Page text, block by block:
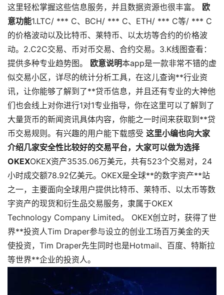
这里轻松掌握这些信息服务，并且数据资源也很丰富。
欧
意功能1.LTC/ *** C、BCH/ *** C、ETH/ *** C等/ *** C
的价格波动以及比特币、莱特币、以太坊等合约的价格波
动。2.C2C交易、币对币交易、合约交易。3.K线图查看：
提供多种专业趋势图。
欧意说明本app是一款非常不错的虚
似交易小区，详尽的统计分析工具，在这儿查询**行业资
讯，让你能够了解到了**贷币信息，并且还有专业的大神他
们也会线上对你进行1对1专业指导，你在这里可以了解到了
大量货币的新闻资讯具体内容，你能之一时间来获取到**贷
币交易规则。有兴趣的用户能下载感受 这里小编也向大家
介绍几家安全性比较好的交易平台，大家可以做为选择
OKEXOKEX资产3535.06万美元，共有523个交易对，24
小时成交额78.92亿美元。OKEX是全球**的数字资产**站
之一，主要面向全球用户提供比特币、莱特币、以太币等数
字资产的现货和衍生品交易服务，隶属于OKEX
Technology Company Limited。 OKEX创立时，获得了世
界**投资人Tim Draper参与设立的创业工场百万美金的天
使投资，Tim Draper先生同时也是Hotmail、百度、特斯拉
等世界**企业的投资人。